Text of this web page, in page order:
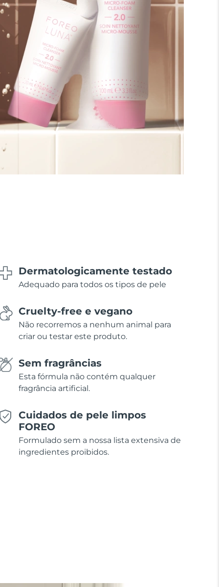
Dermatologicamente testado
Adequado para todos os tipos de pele
Cruelty-free e vegano
Não recorremos a nenhum animal para
criar ou testar este produto.
Sem fragrâncias
Esta fórmula não contém qualquer
fragrância artificial.
Cuidados de pele limpos
FOREO
Formulado sem a nossa lista extensiva de
ingredientes proibidos.